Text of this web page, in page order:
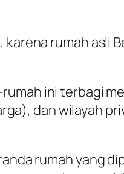
rumah asli
ini terbagi
dan wilayah
rumah yang